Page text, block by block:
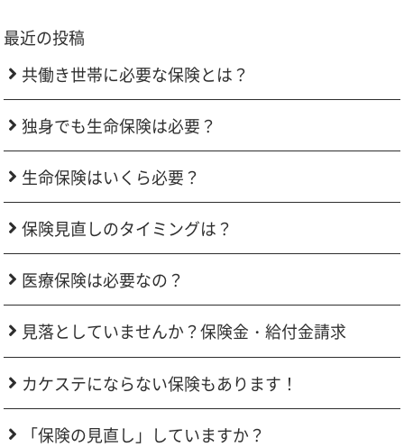
最近の投稿
共働き世帯に必要な保険とは？
独身でも生命保険は必要？
生命保険はいくら必要？
保険見直しのタイミングは？
医療保険は必要なの？
見落としていませんか？保険金・給付金請求
カケステにならない保険もあります！
「保険の見直し」していますか？